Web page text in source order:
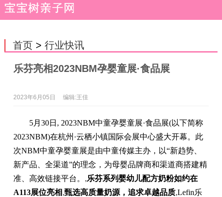
首页> 行业快讯
乐芬亮相2023NBM孕婴童展·食品展
2023年6月05日 编辑:王佳
5月30日, 2023NBM中童孕婴童展·食品展(以下简称
2023NBM)在杭州·云栖小镇国际会展中心盛大开幕。此
次NBM中童孕婴童展是由中童传媒主办，以“新趋势、
新产品、全渠道”的理念，为母婴品牌商和渠道商搭建精
准、高效链接平台。 ,乐芬系列婴幼儿配方奶粉如约在
A113展位亮相,甄选高质量奶源，追求卓越品质,Lefin乐